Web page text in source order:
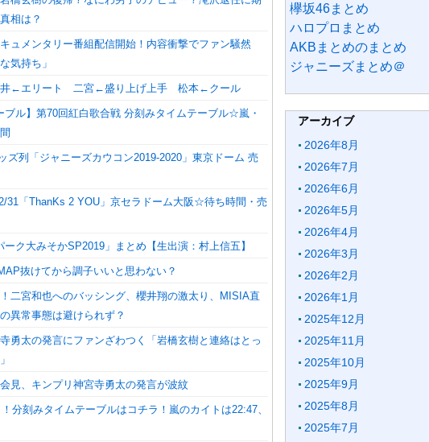
相は？
キュメンタリー番組配信開始！内容衝撃でファン騒然
気持ち」
←エリート 二宮←盛り上げ上手 松本←クール
ブル】第70回紅白歌合戦 分刻みタイムテーブル☆嵐・
ズ列「ジャニーズカウコン2019-2020」東京ドーム 売
31「ThanKs 2 YOU」京セラドーム大阪☆待ち時間・売
ーク大みそかSP2019」まとめ【生出演：村上信五】
抜けてから調子いいと思わない？
二宮和也へのバッシング、櫻井翔の激太り、MISIA直
異常事態は避けられず？
勇太の発言にファンざわつく「岩橋玄樹と連絡はとっ
見、キンプリ神宮寺勇太の発言が波紋
！分刻みタイムテーブルはコチラ！嵐のカイトは22:47、
欅坂46まとめ
ハロプロまとめ
AKBまとめのまとめ
ジャニーズまとめ＠
アーカイブ
2026年8月
2026年7月
2026年6月
2026年5月
2026年4月
2026年3月
2026年2月
2026年1月
2025年12月
2025年11月
2025年10月
2025年9月
2025年8月
2025年7月